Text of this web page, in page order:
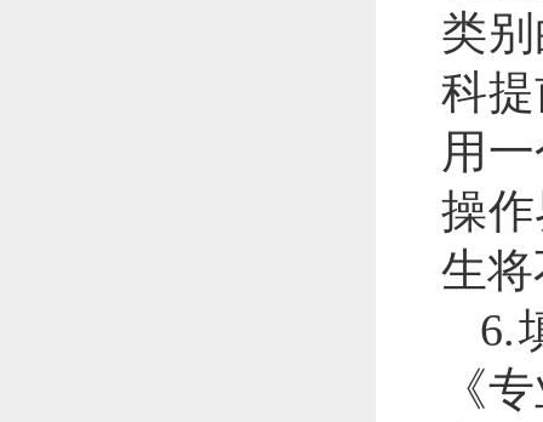
类
科
用
操
生
6.
《